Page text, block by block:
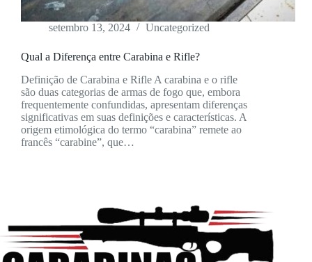
setembro 13, 2024 Uncategorized
Qual a Diferença entre Carabina e Rifle?
Definição de Carabina e Rifle A carabina e o rifle
são duas categorias de armas de fogo que, embora
frequentemente confundidas, apresentam diferenças
significativas em suas definições e características. A
origem etimológica do termo “carabina” remete ao
francês “carabine”, que…